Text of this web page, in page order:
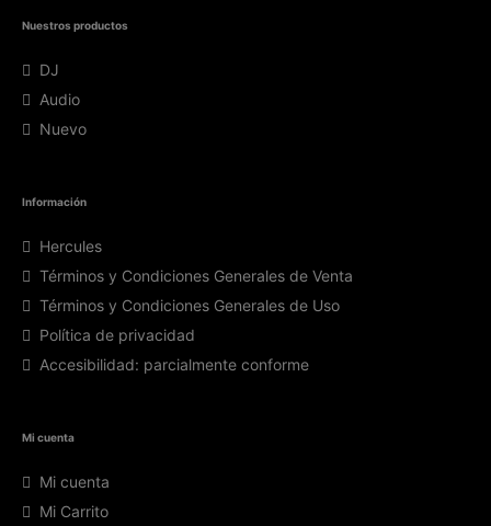
Nuestros productos
DJ
Audio
Nuevo
Información
Hercules
Términos y Condiciones Generales de Venta
Términos y Condiciones Generales de Uso
Política de privacidad
Accesibilidad: parcialmente conforme
Mi cuenta
Mi cuenta
Mi Carrito